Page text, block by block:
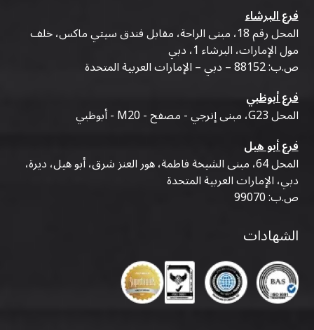
خلال إقامتك، فغالبًا ما يوفر استئجار سيارة مزيدًا من
الراحة والمرونة.
٥. ما هي السيارة المستأجرة الأفضل للسياح؟
تعد السيارات الاقتصادية مثالية للأزواج والمسافرين
الفرديين، بينما تناسب سيارات الدفع الرباعي
والزوار الذين يحملون أمتعة إضافية.
٦. هل يمكنني استئجار سيارة في الكرامةلبضعة أيام
فقط؟
نعم. تقدم معظم شركات التأجير خيارات تأجير يومية
وأسبوعية وشهرية لتناسب خطط السفر المختلفة
٧. هل ترتبط
نعم. توفر
والطرق الرئيسية الأخرى، مما يجعل الوصول إلى معظم
مناطق دبي أمرًا مريحًا.
٨. ما الذي يجب أن أبحث عنه عند اختيار شركة تأجير
سيارات فيالكرامة ؟
فرع البرشاء
المحل رقم 18، مبنى الراحة، مقابل فندق سيتي ماكس، خلف
مول الإمارات، البرشاء 1، دبي
ص.ب: 88152 – دبي – الإمارات العربية المتحدة
فرع أبوظبي
المحل G23، مبنى إنرجي - مصفح - M20 - أبوظبي
فرع أبو هيل
المحل 64، مبنى الشيخة فاطمة، هور العنز شرق، أبو هيل، ديرة،
دبي، الإمارات العربية المتحدة
ص.ب: 99070
الشهادات